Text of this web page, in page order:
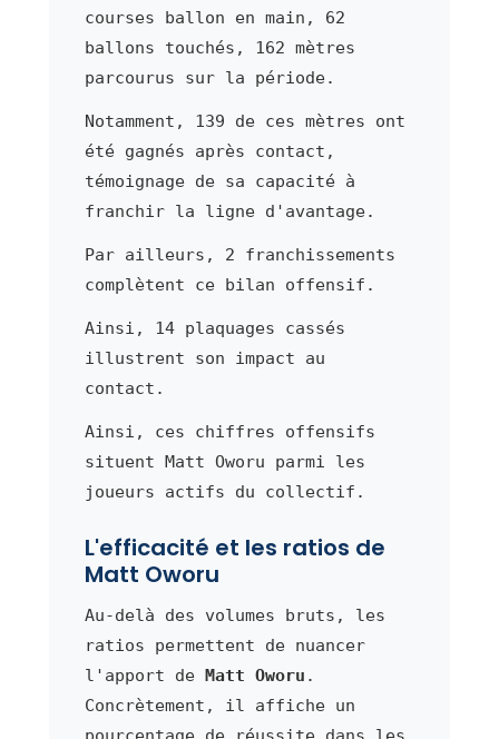
courses ballon en main, 62
ballons touchés, 162 mètres
parcourus sur la période.
Notamment, 139 de ces mètres ont
été gagnés après contact,
témoignage de sa capacité à
franchir la ligne d'avantage.
Par ailleurs, 2 franchissements
complètent ce bilan offensif.
Ainsi, 14 plaquages cassés
illustrent son impact au
contact.
Ainsi, ces chiffres offensifs
situent Matt Oworu parmi les
joueurs actifs du collectif.
L'efficacité et les ratios de
Matt Oworu
Au-delà des volumes bruts, les
ratios permettent de nuancer
l'apport de
Matt Oworu .
Concrètement, il affiche un